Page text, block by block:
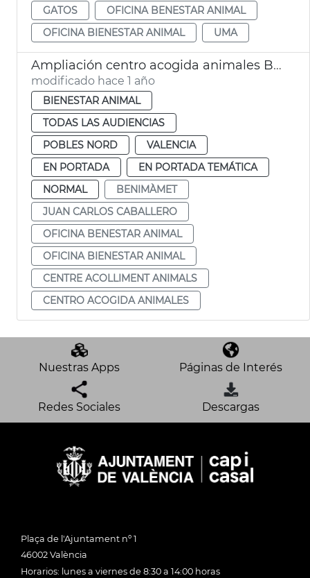
GATOS
OFICINA BENESTAR ANIMAL
OFICINA BIENESTAR ANIMAL
UMA
Ampliación centro acogida animales Benimàmet
modificado hace 1 año
BIENESTAR ANIMAL
TODAS LAS AUDIENCIAS
POBLES NORD
VALENCIA
EN PORTADA
EN PORTADA TEMÁTICA
NORMAL
BENIMÀMET
JUAN CARLOS CABALLERO
OFICINA BENESTAR ANIMAL
OFICINA BIENESTAR ANIMAL
CENTRE ACOLLIMENT ANIMALS
CENTRO ACOGIDA ANIMALES
Nuestras Apps Páginas de Interés
Redes Sociales Descargas
Plaça de l'Ajuntament nº 1
46002 València
Horarios: lunes a viernes de 8:30 a 14:00 horas